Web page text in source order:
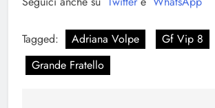
Tagged: Adriana Volpe
Gf Vip 8
Grande Fratello